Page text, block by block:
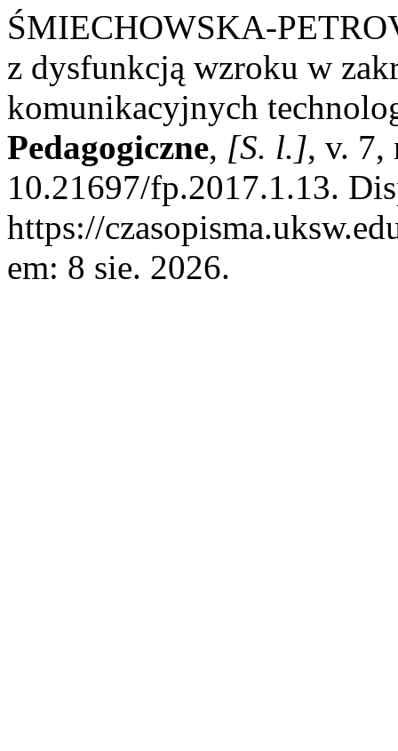
ŚMIECHOWSKA-
z dysfunkcją wzroku w
komunikacyjnych
Pedagogiczne, [S. l.], v. 7,
10.21697/fp.2017.1.13.
https://
em: 8 sie. 2026.